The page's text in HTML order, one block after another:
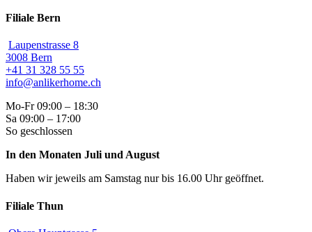
Filiale Bern
Laupenstrasse 8
3008 Bern
+41 31 328 55 55
info@anlikerhome.ch
Mo-Fr 09:00 – 18:30
Sa 09:00 – 17:00
So geschlossen
In den Monaten Juli und August
Haben wir jeweils am Samstag nur bis 16.00 Uhr geöffnet.
Filiale Thun